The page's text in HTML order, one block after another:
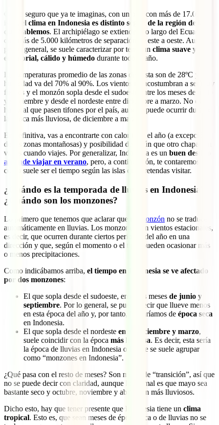
Como seguro que ya te imaginas, con un país con más de 17.000
el clima en Indonesia es distinto según de la región de la
que hablemos. El archipiélago se extiende a lo largo del Ecuador,
con más de 5.000 kilómetros de separación de este a oeste. Aun así,
por lo general, se suele caracterizar por tener un clima suave y
ecuatorial, cálido y húmedo durante todo el año.
Las temperaturas promedio de las zonas de costa son de 28ºC y la
humedad va del 70% al 90%. Los vientos no acostumbran a ser muy
fuertes y el monzón sopla desde el sudoeste entre los meses de junio
y septiembre y desde el nordeste entre diciembre a marzo. No es
habitual que pasen tifones por el país, aunque puede ocurrir durante
la época más lluviosa, de diciembre a marzo.
En definitiva, vas a encontrarte con calor todo el año (a excepción
de las zonas montañosas) y posibilidad de algún que otro chaparrón
viajes cuando viajes. Por generalizar, Indonesia es un buen destino
a donde viajar en verano, pero, a continuación, te contaremos
cómo suele ser el tiempo según las islas que pretendas visitar.
¿Cuándo es la temporada de lluvias en Indonesia?
¿Cuándo son los monzones?
Lo primero que tenemos que aclarar que un monzón no se traduce
automáticamente en lluvias. Los monzones son vientos estacionales,
es decir, que ocurren durante ciertos periodos del año en una
dirección y que, según el momento o el tipo, pueden ocasionar más
o menos precipitaciones.
Como indicábamos arriba, el tiempo en Indonesia se ve afectado
por dos monzones:
El que sopla desde el sudoeste, entre los meses de junio y
septiembre. Por lo general, se puede decir que llueve menos
en esta época del año y, por tanto, hablaríamos de época seca
en Indonesia.
El que sopla desde el nordeste entre diciembre y marzo,
suele coincidir con la época más lluviosa. Es decir, esta sería
la época de lluvias en Indonesia o lo que se suele agrupar
como “monzones en Indonesia”.
¿Qué pasa con el resto de meses? Son meses de “transición”, así que
no se puede decir con claridad, aunque lo normal es que mayo sea
bastante seco y octubre, noviembre y abril sean más lluviosos.
Dicho esto, hay que tener presente que Indonesia tiene un clima
tropical. Esto es, que sean meses de época seca o de lluvias no se